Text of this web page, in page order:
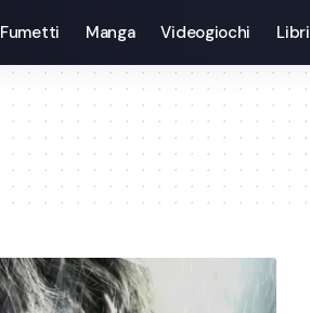
Fumetti Manga Videogiochi Libri